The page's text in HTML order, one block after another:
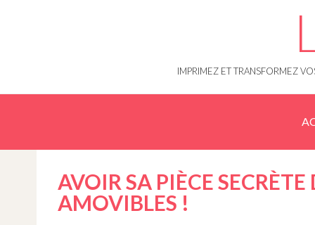
IMPRIMEZ ET TRANSFORMEZ
AVOIR SA PIÈCE
AMOVIBLES !